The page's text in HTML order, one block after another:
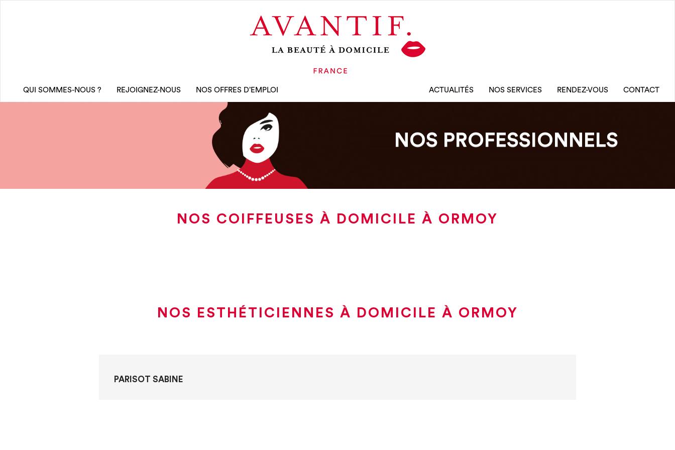
QUI SOMMES-NOUS ? REJOIGNEZ-NOUS NOS OFFRES D’EMPLOI ACTUALITÉS NOS SERVICES RENDEZ-VOUS CONTACT
NOS PROFESSIONNELS
NOS COIFFEUSES À DOMICILE À ORMOY
NOS ESTHÉTICIENNES À DOMICILE À ORMOY
PARISOT SABINE